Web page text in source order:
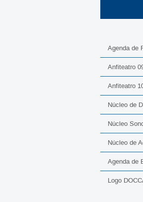
Agenda de
Anfiteatro
Anfiteatro
Núcleo de
Núcleo
Núcleo de
Agenda de
Logo